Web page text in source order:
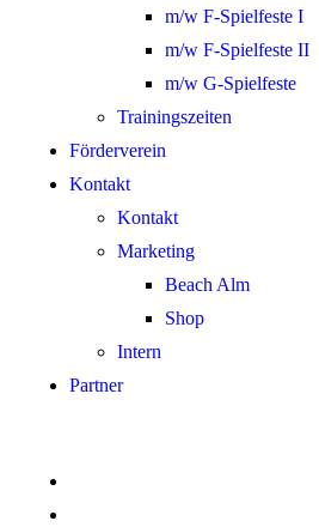
m/w F-Spielfeste I
m/w F-Spielfeste II
m/w G-Spielfeste
Trainingszeiten
Förderverein
Kontakt
Kontakt
Marketing
Beach Alm
Shop
Intern
Partner